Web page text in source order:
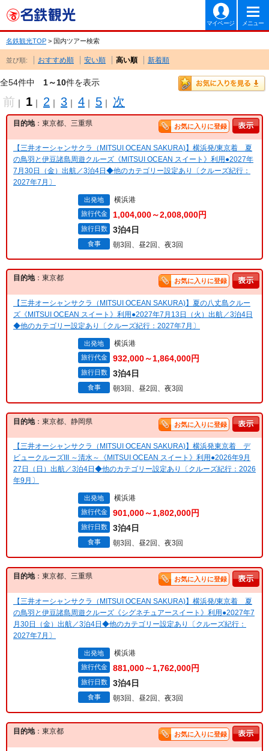
マイページ メニュー
名鉄観光TOP > 国内ツアー検索
並び順: おすすめ順 安い順 高い順 新着順
全54件中 1～10件を表示
前 ｜ 1 ｜ 2 ｜ 3 ｜ 4 ｜ 5 ｜ 次
目的地：東京都、三重県 お気に入りに登録
【三井オーシャンサクラ（MITSUI OCEAN SAKURA)】横浜発/東京着 夏
の鳥羽と伊豆諸島周遊クルーズ《MITSUI OCEAN スイート》利用●2027年
7月30日（金）出航／3泊4日◆他のカテゴリー設定あり〔クルーズ紀行：
2027年7月〕
出発地 横浜港
旅行代金 1,004,000～2,008,000円
旅行日数 3泊4日
食事 朝3回、昼2回、夜3回
目的地：東京都 お気に入りに登録
【三井オーシャンサクラ（MITSUI OCEAN SAKURA)】夏の八丈島クルー
ズ《MITSUI OCEAN スイート》利用●2027年7月13日（火）出航／3泊4日
◆他のカテゴリー設定あり〔クルーズ紀行：2027年7月〕
出発地 横浜港
旅行代金 932,000～1,864,000円
旅行日数 3泊4日
食事 朝3回、昼2回、夜3回
目的地：東京都、静岡県 お気に入りに登録
【三井オーシャンサクラ（MITSUI OCEAN SAKURA)】横浜発東京着 デ
ビュークルーズIII ～清水～《MITSUI OCEAN スイート》利用●2026年9月
27日（日）出航／3泊4日◆他のカテゴリー設定あり〔クルーズ紀行：2026
年9月〕
出発地 横浜港
旅行代金 901,000～1,802,000円
旅行日数 3泊4日
食事 朝3回、昼2回、夜3回
目的地：東京都、三重県 お気に入りに登録
【三井オーシャンサクラ（MITSUI OCEAN SAKURA)】横浜発/東京着 夏
の鳥羽と伊豆諸島周遊クルーズ《シグネチュアースイート》利用●2027年7
月30日（金）出航／3泊4日◆他のカテゴリー設定あり〔クルーズ紀行：
2027年7月〕
出発地 横浜港
旅行代金 881,000～1,762,000円
旅行日数 3泊4日
食事 朝3回、昼2回、夜3回
目的地：東京都 お気に入りに登録